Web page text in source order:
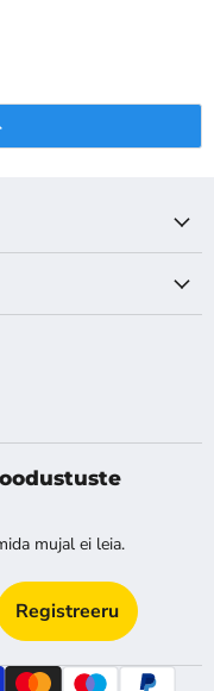
mujal ei leia.
Registreeru